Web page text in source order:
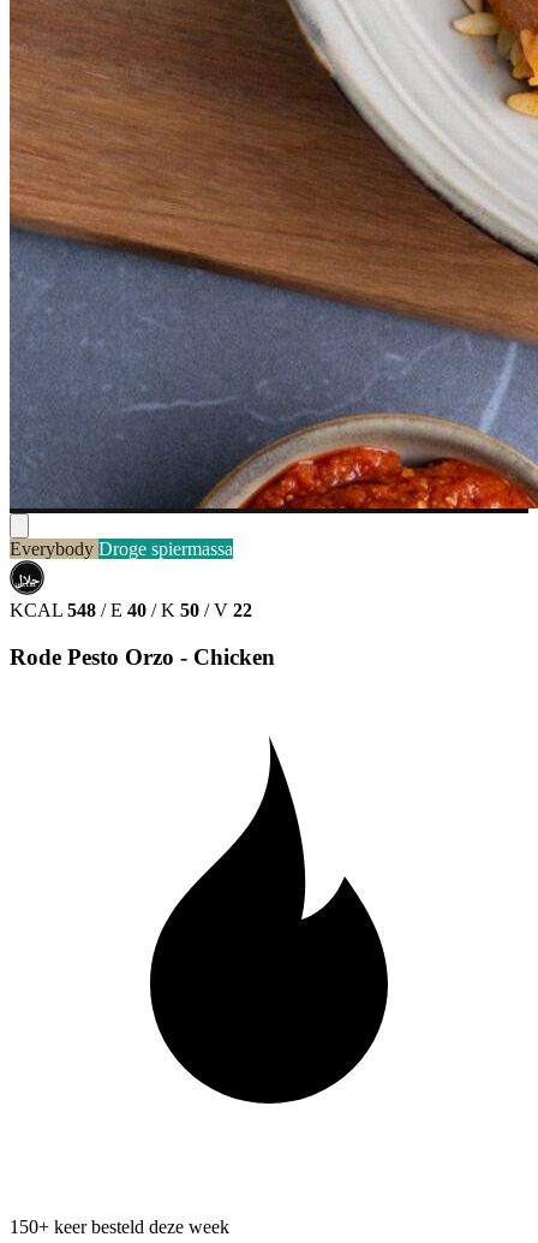
Everybody Droge spiermassa
حلال
HALAL
KCAL 548 / E 40 / K 50 / V 22
Rode Pesto Orzo - Chicken
150+ keer besteld deze week